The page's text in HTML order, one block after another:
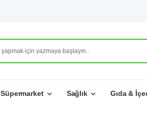
Süpermarket Sağlık Gıda &